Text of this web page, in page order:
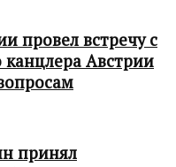
провел встречу с
Австрии
принял